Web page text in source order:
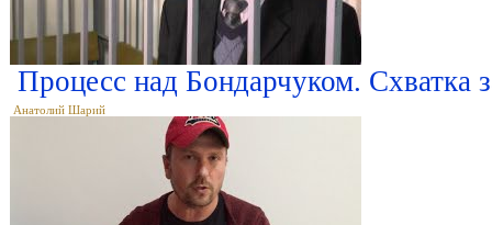
Процесс над Бондарчуком. Схватка
Анатолий Шарий